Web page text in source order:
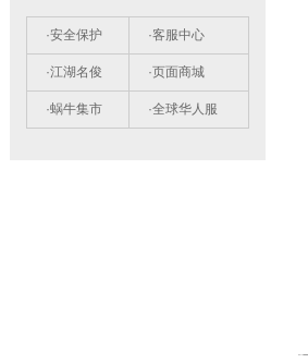
·安全保护 ·客服中心
·江湖名俊 ·页面商城
·蜗牛集市 ·全球华人服